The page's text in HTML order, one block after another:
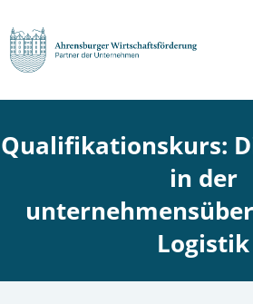
Qualifikationskurs:
in der
Logistik